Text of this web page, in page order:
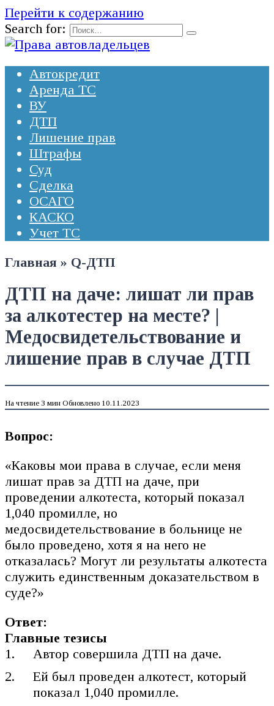
Перейти к содержанию
Search for:
Автокредит
Аренда ТС
ВУ
ДТП
Лишение прав
Штрафы
Суд
Сделка
ОСАГО
КАСКО
Учет ТС
Главная » Q-ДТП
ДТП на даче: лишат ли прав
за алкотестер на месте? |
Медосвидетельствование и
лишение прав в случае ДТП
На чтение 3 мин Обновлено 10.11.2023
Вопрос:
«Каковы мои права в случае, если меня
лишат прав за ДТП на даче, при
проведении алкотеста, который показал
1,040 промилле, но
медосвидетельствование в больнице не
было проведено, хотя я на него не
отказалась? Могут ли результаты алкотеста
служить единственным доказательством в
суде?»
Ответ:
Главные тезисы
Автор совершила ДТП на даче.
Ей был проведен алкотест, который
показал 1,040 промилле.